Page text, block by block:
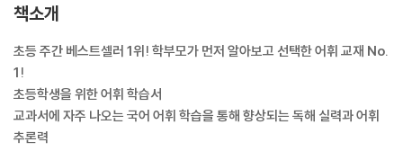
책소개
초등 주간 베스트셀러 1위! 학부모가 먼저 알아보고 선택한 어휘 교재 No.
1!
초등학생을 위한 어휘 학습서
교과서에 자주 나오는 국어 어휘 학습을 통해 향상되는 독해 실력과 어휘
추론력